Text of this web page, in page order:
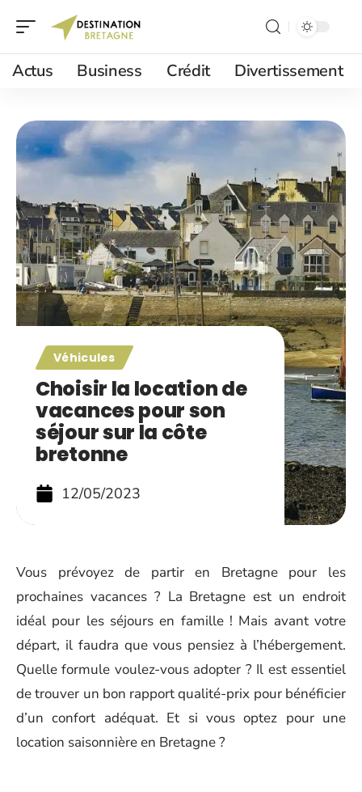
Actus Business Crédit Divertissement
Véhicules
Choisir la location de
vacances pour son
séjour sur la côte
bretonne
12/05/2023
Vous prévoyez de partir en Bretagne pour les
prochaines vacances ? La Bretagne est un endroit
idéal pour les séjours en famille ! Mais avant votre
départ, il faudra que vous pensiez à l’hébergement.
Quelle formule voulez-vous adopter ? Il est essentiel
de trouver un bon rapport qualité-prix pour bénéficier
d’un confort adéquat. Et si vous optez pour une
location saisonnière en Bretagne ?